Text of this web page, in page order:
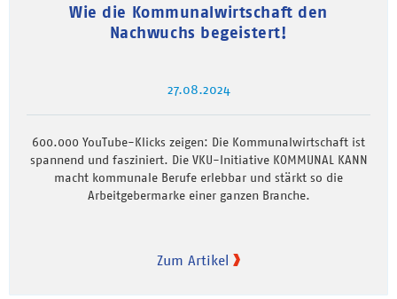
Wie die Kommunalwirtschaft den
Nachwuchs begeistert!
27.08.2024
600.000 YouTube-Klicks zeigen: Die Kommunalwirtschaft ist
spannend und fasziniert. Die VKU-Initiative KOMMUNAL KANN
macht kommunale Berufe erlebbar und stärkt so die
Arbeitgebermarke einer ganzen Branche.
Zum Artikel